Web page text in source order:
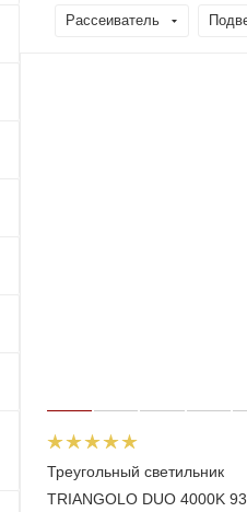
Рассеиватель
Треугольный светильник
TRIANGOLO DUО 4000K